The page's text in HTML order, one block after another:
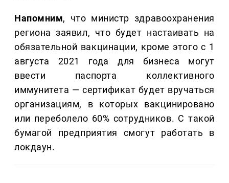
Напомним, что министр здравоохранения
региона заявил, что будет настаивать на
обязательной вакцинации, кроме этого с 1
августа 2021 года для бизнеса могут
ввести паспорта коллективного
иммунитета — сертификат будет вручаться
организациям, в которых вакцинировано
или переболело 60% сотрудников. С такой
бумагой предприятия смогут работать в
локдаун.